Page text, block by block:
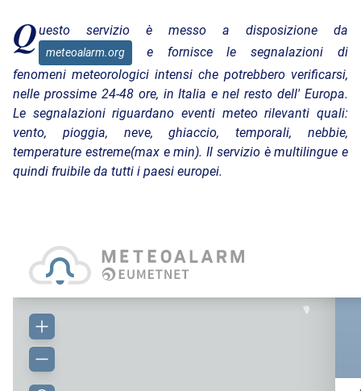
Questo servizio è messo a disposizione da
meteoalarm.org
e fornisce le segnalazioni di
fenomeni meteorologici intensi che potrebbero verificarsi,
nelle prossime 24-48 ore, in Italia e nel resto dell' Europa.
Le segnalazioni riguardano eventi meteo rilevanti quali:
vento, pioggia, neve, ghiaccio, temporali, nebbie,
temperature estreme(max e min). Il servizio è multilingue e
quindi fruibile da tutti i paesi europei.